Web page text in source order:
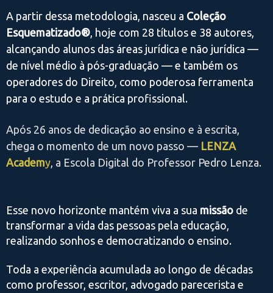
A partir dessa metodologia, nasceu a Coleção
Esquematizado®, hoje com 28 títulos e 38 autores,
alcançando alunos das áreas jurídica e não jurídica —
de nível médio à pós-graduação — e também os
operadores do Direito, como poderosa ferramenta
para o estudo e a prática profissional.
Após 26 anos de dedicação ao ensino e à escrita,
chega o momento de um novo passo — LENZA
Academy, a Escola Digital do Professor Pedro Lenza.
Esse novo horizonte mantém viva a sua missão de
transformar a vida das pessoas pela educação,
realizando sonhos e democratizando o ensino.
Toda a experiência acumulada ao longo de décadas
como professor, escritor, advogado parecerista e